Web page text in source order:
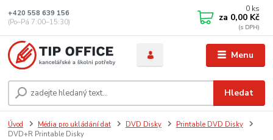
Menu
Hledat
+420 558 639 156
(Po–Pá 7:00–15:30)
0 ks
za 0,00 Kč
Úvod Média pro ukládání dat DVD Disky
Printable DVD Disky
DVD+R Printable Disky